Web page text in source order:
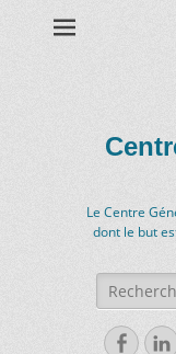
Le Centre
dont le but
Recherche
de: